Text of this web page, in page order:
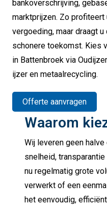
bankoverschrijving,
marktprijzen. Zo
vergoeding, maar draagt
schonere toekomst. Kies
in Battenbroek via
ijzer en metaalrecycling.
Offerte aanvragen
Waarom
Wij leveren geen
snelheid,
nu regelmatig grote
verwerkt of een
het eenvoudig,